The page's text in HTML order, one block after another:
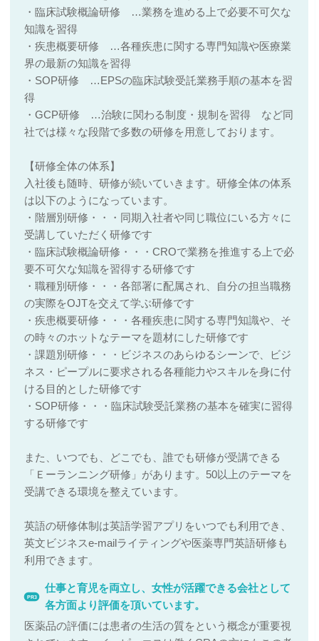
・臨床試験概論研修 …業務を進める上で必要不可欠な
知識を習得
・疾患概要研修 …各種疾患に関する専門知識や医療業
界の最新の知識を習得
・SOP研修 …EPSの臨床試験受託業務手順の基本を習
得
・GCP研修 …治験に関わる制度・規制を習得 など同
社では様々な段階で多数の研修を用意しております。
【研修全体の体系】
入社後も随時、研修が続いていきます。研修全体の体系
は以下のようになっています。
・階層別研修・・・同期入社者や同じ職位にいる方々に
受講していただく研修です
・臨床試験概論研修・・・CROで業務を推進する上で必
要不可欠な知識を習得する研修です
・職種別研修・・・各部署に配属され、自分の担当職務
の実際をOJTを交えて学ぶ研修です
・疾患概要研修・・・各種疾患に関する専門知識や、そ
の時々のホットなテーマを題材にした研修です
・課題別研修・・・ビジネスのあらゆるシーンで、ビジ
ネス・ピープルに要求される各種能力やスキルを身に付
ける目的とした研修です
・SOP研修・・・臨床試験受託業務の基本を確実に習得
する研修です
また、いつでも、どこでも、誰でも研修が受講できる
「Ｅーランニング研修」があります。50以上のテーマを
受講できる環境を整えています。
英語の研修体制は英語学習アプリをいつでも利用でき、
英文ビジネスe-mailライティングや医薬専門英語研修も
利用できます。
PR3
仕事と育児を両立し、女性が活躍できる会社として
各方面より評価を頂いています。
医薬品の評価には患者の生活の質をという概念が重要視